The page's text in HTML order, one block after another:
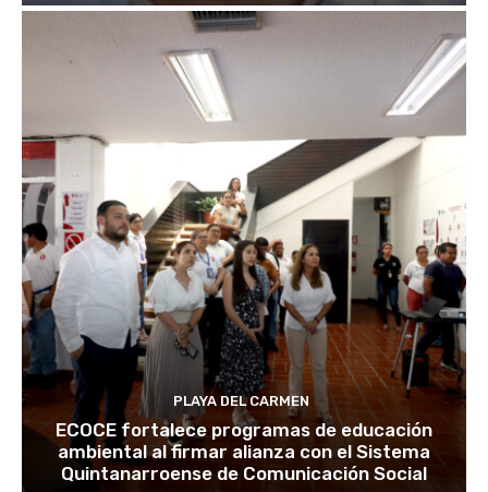
PLAYA DEL CARMEN
ECOCE fortalece programas de educación
ambiental al firmar alianza con el Sistema
Quintanarroense de Comunicación Social